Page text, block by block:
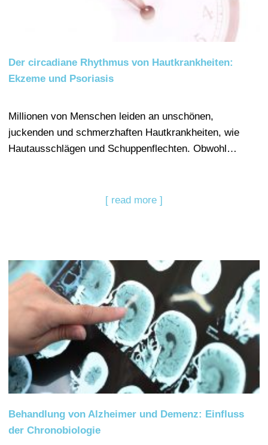
Der circadiane Rhythmus von Hautkrankheiten:
Ekzeme und Psoriasis
Millionen von Menschen leiden an unschönen,
juckenden und schmerzhaften Hautkrankheiten, wie
Hautausschlägen und Schuppenflechten. Obwohl…
[ read more ]
Behandlung von Alzheimer und Demenz: Einfluss
der Chronobiologie